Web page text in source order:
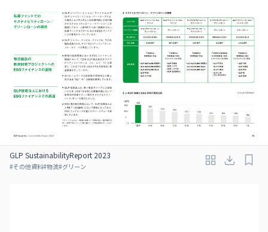
GLP SustainabilityReport 2023
#その他資料#物流#グリーン